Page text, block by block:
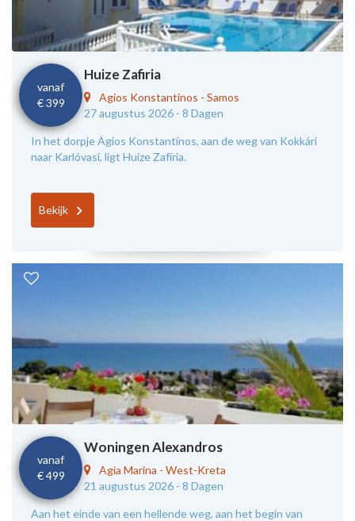
vanaf
€ 399
Huize Zafiria
Agios Konstantinos - Samos
27 augustus 2026 - 8 Dagen
In het dorpje Ágios Konstantínos, aan de weg van Kokkári
naar Karlóvasi, ligt Huize Zafíria.
Bekijk
vanaf
€ 499
Woningen Alexandros
Agia Marina - West-Kreta
21 augustus 2026 - 8 Dagen
Aan het einde van een hellende weg, aan het begin van